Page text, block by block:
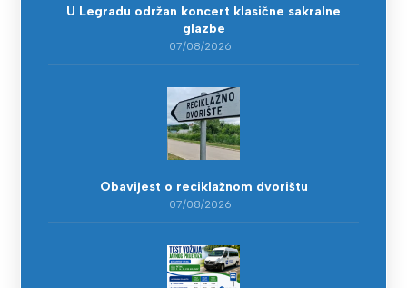
U Legradu održan koncert klasične sakralne
glazbe
07/08/2026
Obavijest o reciklažnom dvorištu
07/08/2026